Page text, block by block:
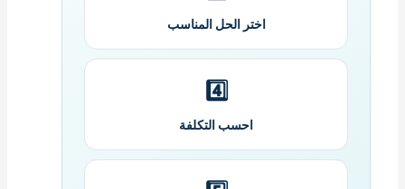
اختر الحل المناسب
4️⃣
احسب التكلفة